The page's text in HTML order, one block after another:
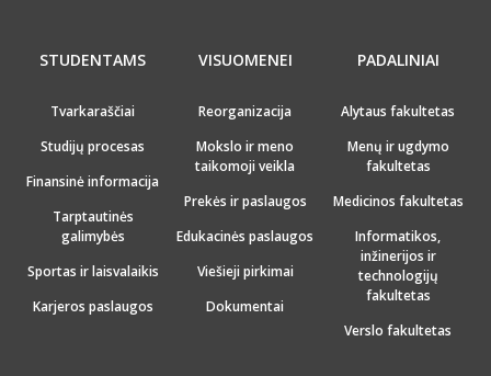
STUDENTAMS
Tvarkaraščiai
Studijų procesas
Finansinė informacija
Tarptautinės
galimybės
Sportas ir laisvalaikis
Karjeros paslaugos
VISUOMENEI
Reorganizacija
Mokslo ir meno
taikomoji veikla
Prekės ir paslaugos
Edukacinės paslaugos
Viešieji pirkimai
Dokumentai
PADALINIAI
Alytaus fakultetas
Menų ir ugdymo
fakultetas
Medicinos fakultetas
Informatikos,
inžinerijos ir
technologijų
fakultetas
Verslo fakultetas